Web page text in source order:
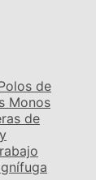
de
Monos
de